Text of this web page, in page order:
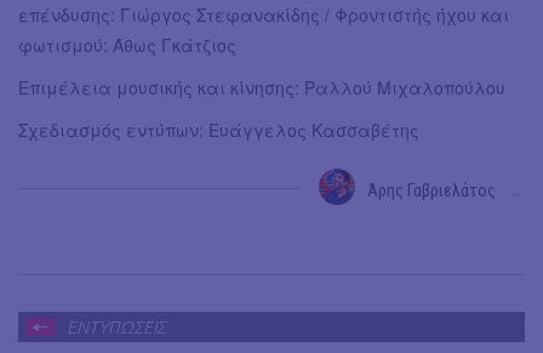
επένδυσης: Γιώργος Στεφανακίδης / Φροντιστής ήχου και
φωτισμού: Άθως Γκάτζιος
Επιμέλεια μουσικής και κίνησης: Ραλλού Μιχαλοπούλου
Σχεδιασμός εντύπων: Ευάγγελος Κασσαβέτης
Άρης Γαβριελάτος
ΕΝΤΥΠΩΣΕΙΣ